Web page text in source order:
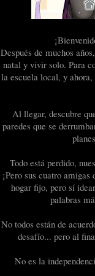
Después de muchos
natal y vivir solo. Para
la escuela local, y
Al llegar, descubre
paredes que se
Todo está perdido,
¡Pero sus cuatro
hogar fijo, pero sí
palabras
No todos están de
desafío... pero al
No es la